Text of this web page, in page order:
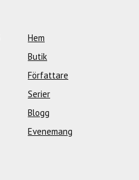
Hem
Butik
Författare
Serier
Blogg
Evenemang